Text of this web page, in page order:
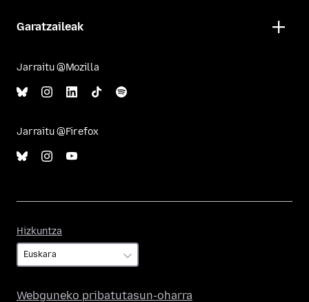
Garatzaileak
Jarraitu @Mozilla
Jarraitu @Firefox
Hizkuntza
Webguneko pribatutasun-oharra